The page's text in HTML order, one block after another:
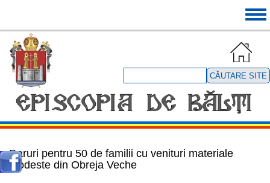
principal
Daruri pentru 50 de familii cu venituri materiale
modeste din Obreja Veche